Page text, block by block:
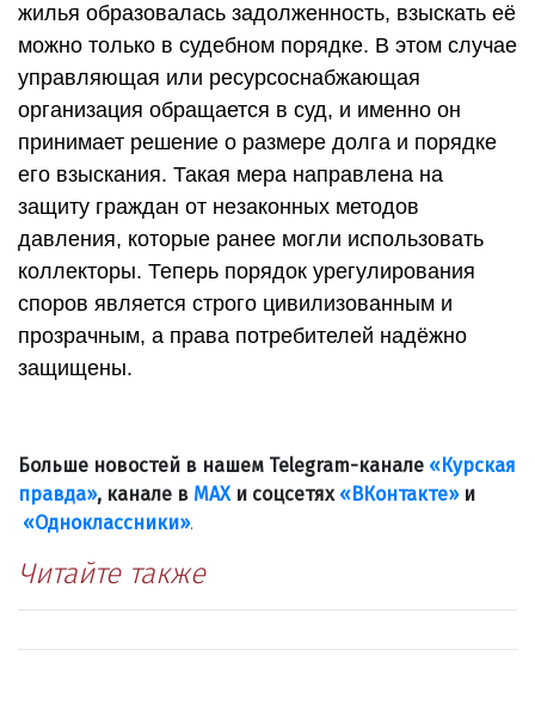
жилья образовалась задолженность, взыскать её
можно только в судебном порядке. В этом случае
управляющая или ресурсоснабжающая
организация обращается в суд, и именно он
принимает решение о размере долга и порядке
его взыскания. Такая мера направлена на
защиту граждан от незаконных методов
давления, которые ранее могли использовать
коллекторы. Теперь порядок урегулирования
споров является строго цивилизованным и
прозрачным, а права потребителей надёжно
защищены.
Больше новостей в нашем Telegram-канале «Курская
правда», канале в МАХи соцсетях «ВКонтакте»и
«Одноклассники».
Читайте также